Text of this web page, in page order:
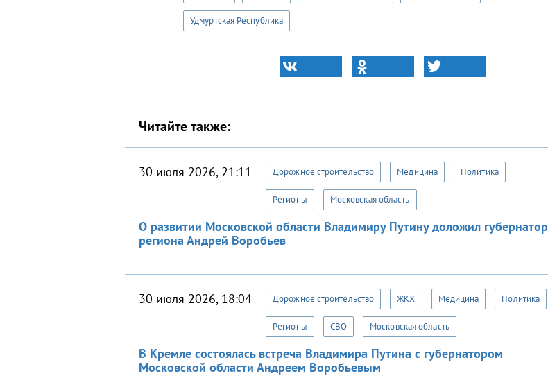
Удмуртская Республика
Читайте также:
30 июля 2026, 21:11 Дорожное строительство Медицина Политика
Регионы Московская область
О развитии Московской области Владимиру Путину доложил губернатор
региона Андрей Воробьев
30 июля 2026, 18:04 Дорожное строительство ЖКХ Медицина Политика
Регионы СВО Московская область
В Кремле состоялась встреча Владимира Путина с губернатором
Московской области Андреем Воробьевым